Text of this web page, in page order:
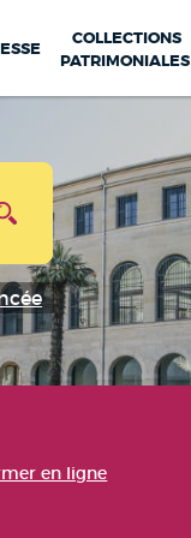
COLLECTIONS
PATRIMONIALES
en ligne